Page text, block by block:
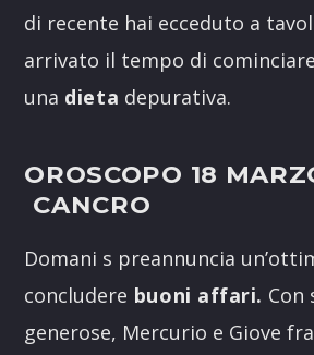
di recente hai ecceduto a
arrivato il tempo di cominciare
una dieta depurativa.
OROSCOPO 18
CANCRO
Domani s preannuncia
concludere buoni affari. Con
generose, Mercurio e Giove